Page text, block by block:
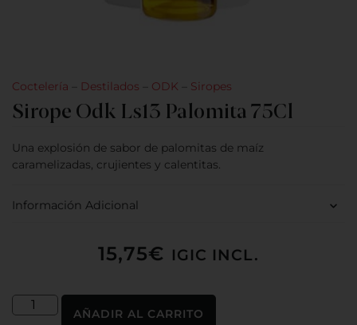
Coctelería Destilados ODK Siropes
Sirope Odk Ls13 Palomita 75Cl
Una explosión de sabor de palomitas de maíz
caramelizadas, crujientes y calentitas.
Información Adicional
15,75€ IGIC INCL.
AÑADIR AL CARRITO